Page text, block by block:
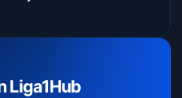
Liga1Hub